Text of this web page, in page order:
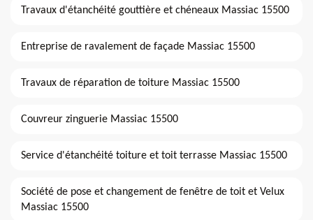
Travaux d'étanchéité gouttière et chéneaux Massiac 15500
Entreprise de ravalement de façade Massiac 15500
Travaux de réparation de toiture Massiac 15500
Couvreur zinguerie Massiac 15500
Service d'étanchéité toiture et toit terrasse Massiac 15500
Société de pose et changement de fenêtre de toit et Velux
Massiac 15500